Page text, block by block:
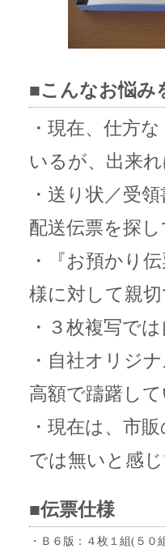
■こんなお悩み
・現在、仕方
いるが、出来
・送り状／受
配送伝票を探
・『お預かり
様に対して親
・３枚複写で
・自社オリジ
高額で躊躇し
・現在は、市
では無いと感
■伝票仕様
・Ｂ６版：４枚１組(５０